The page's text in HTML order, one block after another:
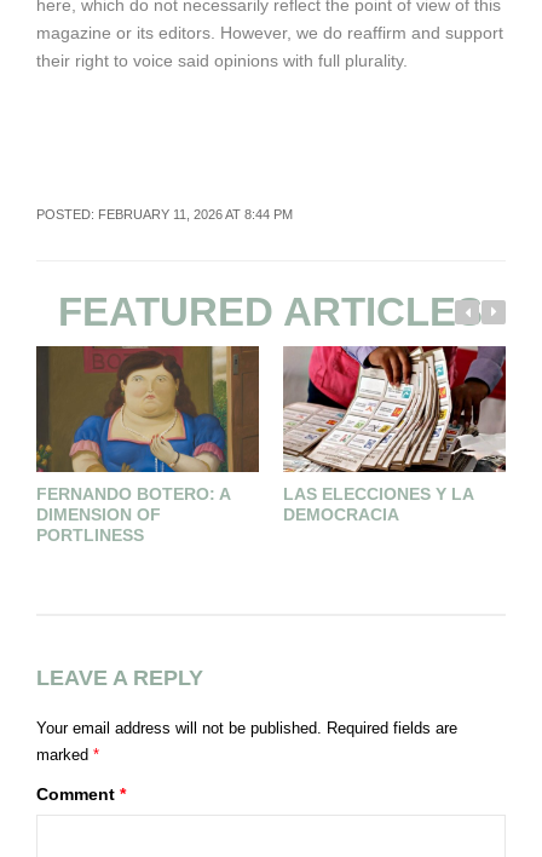
here, which do not necessarily reflect the point of view of this
magazine or its editors. However, we do reaffirm and support
their right to voice said opinions with full plurality.
POSTED: FEBRUARY 11, 2026 AT 8:44 PM
FEATURED ARTICLES
FERNANDO BOTERO: A
DIMENSION OF
PORTLINESS
LAS ELECCIONES Y LA
DEMOCRACIA
LEAVE A REPLY
Your email address will not be published. Required fields are
marked *
Comment *